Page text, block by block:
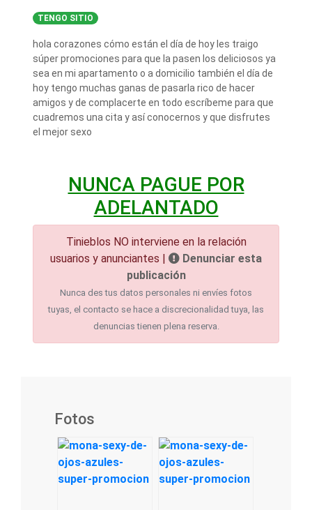
TENGO SITIO
hola corazones cómo están el día de hoy les traigo
súper promociones para que la pasen los deliciosos ya
sea en mi apartamento o a domicilio también el día de
hoy tengo muchas ganas de pasarla rico de hacer
amigos y de complacerte en todo escríbeme para que
cuadremos una cita y así conocernos y que disfrutes
el mejor sexo
NUNCA PAGUE POR
ADELANTADO
Tinieblos NO interviene en la relación
usuarios y anunciantes |
Denunciar esta
publicación
Nunca des tus datos personales ni envíes fotos
tuyas, el contacto se hace a discrecionalidad tuya, las
denuncias tienen plena reserva.
Fotos